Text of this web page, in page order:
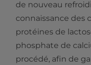
de nouveau
connaissance des
protéines de
phosphate de
procédé, afin de